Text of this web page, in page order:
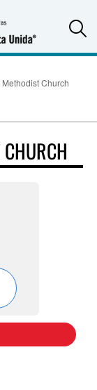
Church